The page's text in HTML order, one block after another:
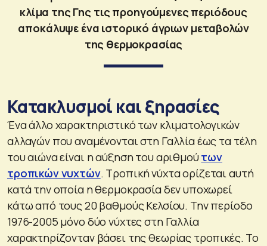
κλίμα της Γης τις προηγούμενες περιόδους
αποκάλυψε ένα ιστορικό άγριων μεταβολών
της θερμοκρασίας
Κατακλυσμοί και ξηρασίες
Ένα άλλο χαρακτηριστικό των κλιματολογικών
αλλαγών που αναμένονται στη Γαλλία έως τα τέλη
του αιώνα είναι η αύξηση του αριθμούτων
τροπικών νυχτών. Τροπική νύχτα ορίζεται αυτή
κατά την οποία η θερμοκρασία δεν υποχωρεί
κάτω από τους 20 βαθμούς Κελσίου. Την περίοδο
1976-2005 μόνο δύο νύχτες στη Γαλλία
χαρακτηρίζονταν βάσει της θεωρίας τροπικές. Το